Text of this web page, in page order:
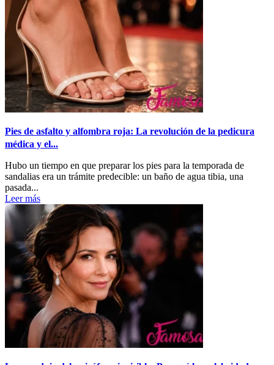
Pies de asfalto y alfombra roja: La revolución de la pedicura
médica y el...
Hubo un tiempo en que preparar los pies para la temporada de
sandalias era un trámite predecible: un baño de agua tibia, una
pasada...
Leer más